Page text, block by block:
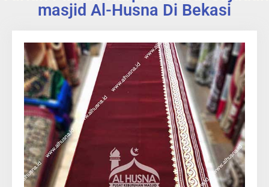
masjid Al-Husna Di Bekasi